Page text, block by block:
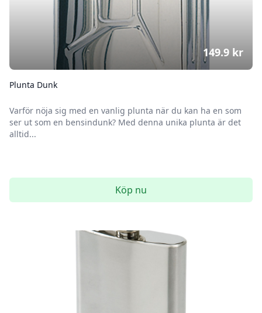
Plunta Dunk
Varför nöja sig med en vanlig plunta när du kan ha en som
ser ut som en bensindunk? Med denna unika plunta är det
alltid...
149.9 kr
Köp nu